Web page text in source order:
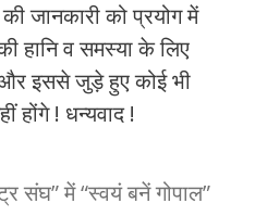
जानकारी को प्रयोग में
हानि व समस्या के लिए
इससे जुड़े हुए कोई भी
होंगे ! धन्यवाद !
संघ” में “स्वयं बनें गोपाल”